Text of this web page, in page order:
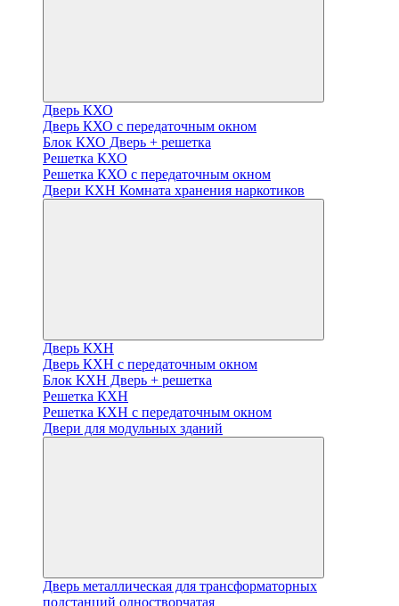
Дверь КХО
Дверь КХО с передаточным окном
Блок КХО Дверь + решетка
Решетка КХО
Решетка КХО с передаточным окном
Двери КХН Комната хранения наркотиков
Дверь КХН
Дверь КХН с передаточным окном
Блок КХН Дверь + решетка
Решетка КХН
Решетка КХН с передаточным окном
Двери для модульных зданий
Дверь металлическая для трансформаторных
подстанций одностворчатая